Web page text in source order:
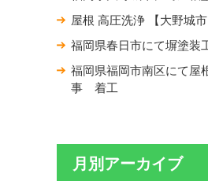
屋根 高圧洗浄 【大野城
福岡県春日市にて塀塗
福岡県福岡市南区にて屋
事 着工
月別アーカイブ